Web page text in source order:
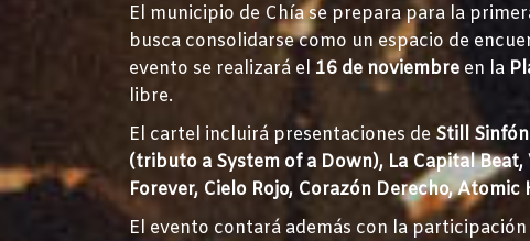
El municipio de Chía se prepara para la
busca consolidarse como un espacio de
evento se realizará el 16 de noviembre en la
libre.
El cartel incluirá presentaciones de Still
(tributo a System of a Down), La Capital
Forever, Cielo Rojo, Corazón Derecho, Atomic
El evento contará además con la